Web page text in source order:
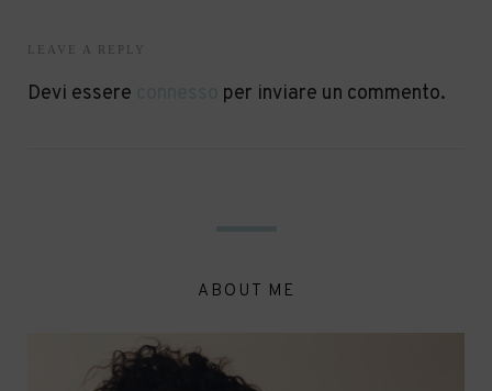
LEAVE A REPLY
Devi essere per inviare un commento.
ABOUT ME